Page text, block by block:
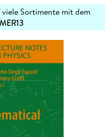
Sortimente mit dem